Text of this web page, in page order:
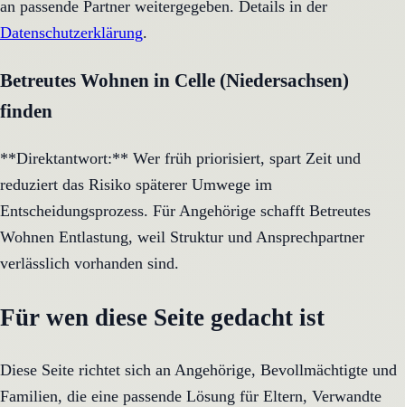
an passende Partner weitergegeben. Details in der
Datenschutzerklärung.
Betreutes Wohnen in Celle (Niedersachsen)
finden
**Direktantwort:** Wer früh priorisiert, spart Zeit und
reduziert das Risiko späterer Umwege im
Entscheidungsprozess. Für Angehörige schafft Betreutes
Wohnen Entlastung, weil Struktur und Ansprechpartner
verlässlich vorhanden sind.
Für wen diese Seite gedacht ist
Diese Seite richtet sich an Angehörige, Bevollmächtigte und
Familien, die eine passende Lösung für Eltern, Verwandte